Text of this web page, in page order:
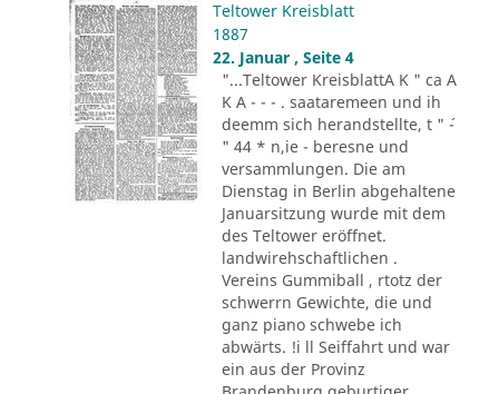
Teltower Kreisblatt
1887
22. Januar , Seite 4
"...Teltower KreisblattA K " ca A
K A - - - . saataremeen und ih
deemm sich herandstellte, t " ´-
" 44 * n,ie - beresne und
versammlungen. Die am
Dienstag in Berlin abgehaltene
Januarsitzung wurde mit dem
des Teltower eröffnet.
landwirehschaftlichen .
Vereins Gummiball , rtotz der
schwerrn Gewichte, die und
ganz piano schwebe ich
abwärts. !i ll Seiffahrt und war
ein aus der Provinz